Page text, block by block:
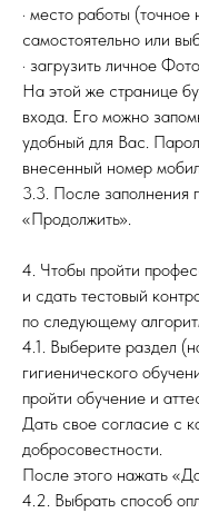
· место работы
самостоятельно или
· загрузить личное
На этой же странице
входа. Его можно
удобный для Вас.
внесенный номер
3.3. После заполнения
«Продолжить».
4. Чтобы пройти
и сдать тестовый
по следующему
4.1. Выберите раздел
гигиенического
пройти обучение и
Дать свое согласие с
добросовестности.
После этого нажать
4.2. Выбрать способ